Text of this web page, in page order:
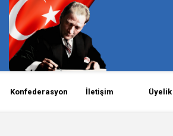
Konfederasyon İletişim Üyelik